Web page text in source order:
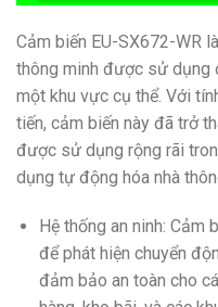
Cảm biến EU-SX672-WR
thông minh được sử dụng
một khu vực cụ thể. Với
tiến, cảm biến này đã trở
được sử dụng rộng rãi
dụng tự động hóa nhà
Hệ thống an ninh:
để phát hiện chuyển
đảm bảo an toàn cho